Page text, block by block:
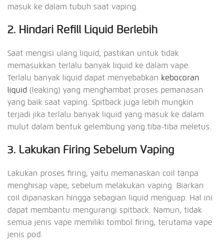
masuk ke dalam tubuh saat vaping.
2. Hindari Refill Liquid Berlebih
Saat mengisi ulang liquid, pastikan untuk tidak
memasukkan terlalu banyak liquid ke dalam vape.
Terlalu banyak liquid dapat menyebabkan kebocoran
liquid (leaking) yang menghambat proses pemanasan
yang baik saat vaping. Spitback juga lebih mungkin
terjadi jika terlalu banyak liquid yang masuk ke dalam
mulut dalam bentuk gelembung yang tiba-tiba meletus.
3. Lakukan Firing Sebelum Vaping
Lakukan proses firing, yaitu memanaskan coil tanpa
menghisap vape, sebelum melakukan vaping. Biarkan
coil dipanaskan hingga sebagian liquid menguap. Hal ini
dapat membantu mengurangi spitback. Namun, tidak
semua jenis vape memiliki tombol firing, terutama vape
jenis pod.